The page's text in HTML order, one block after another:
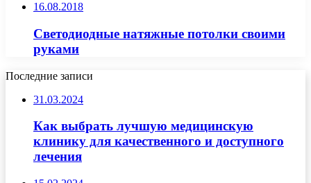
16.08.2018
Светодиодные натяжные потолки своими
руками
Последние записи
31.03.2024
Как выбрать лучшую медицинскую
клинику для качественного и доступного
лечения